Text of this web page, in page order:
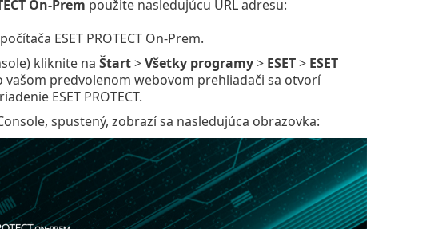
On-Prem použite nasledujúcu URL adresu:
ESET PROTECT On-Prem.
kliknite na Štart>Všetky programy> ESET> ESET
vašom predvolenom webovom prehliadači sa otvorí
ESET PROTECT.
spustený, zobrazí sa nasledujúca obrazovka: